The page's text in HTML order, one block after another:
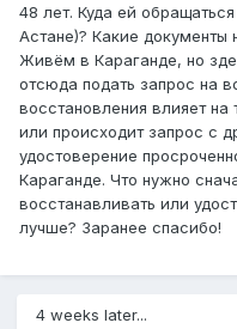
48 лет. Куда ей
Астане)? Какие
Живём в Караганде, но
отсюда подать запрос на
восстановления влияет
или происходит запрос с
удостоверение
Караганде. Что нужно
восстанавливать или
лучше? Заранее спасибо!
4 weeks later...